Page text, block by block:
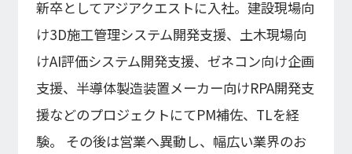
新卒としてアジアクエストに入社。建設現場向
け3D施工管理システム開発支援、土木現場向
けAI評価システム開発支援、ゼネコン向け企画
支援、半導体製造装置メーカー向けRPA開発支
援などのプロジェクトにてPM補佐、TLを経
験。 その後は営業へ異動し、幅広い業界のお